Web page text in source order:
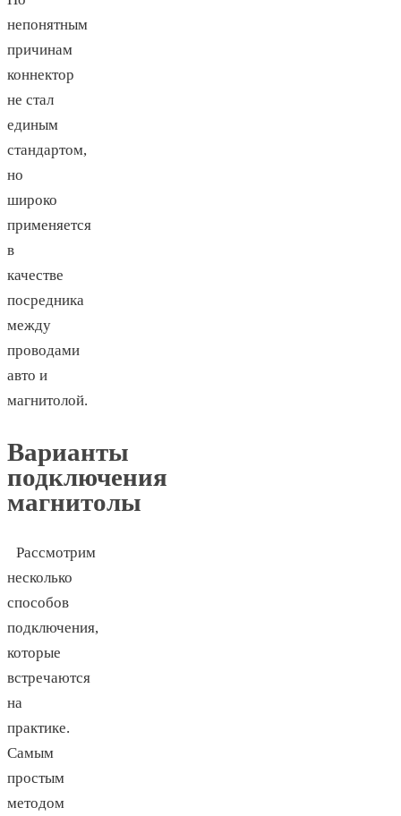
непонятным
причинам
коннектор
не стал
единым
стандартом,
но
широко
применяется
в
качестве
посредника
между
проводами
авто и
магнитолой.
Варианты
подключения
магнитолы
Рассмотрим
несколько
способов
подключения,
которые
встречаются
на
практике.
Самым
простым
методом